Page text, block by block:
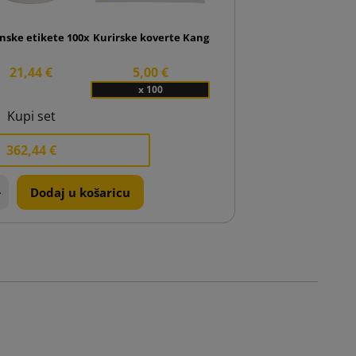
strani 290x370 H18 bijeli
etikete 100x150 rola 500 kom.
21,44 €
Kurirske koverte Kangaroo Przylgi C6
5,00 €
x 100
Kupi set
362,44 €
Dodaj u košaricu